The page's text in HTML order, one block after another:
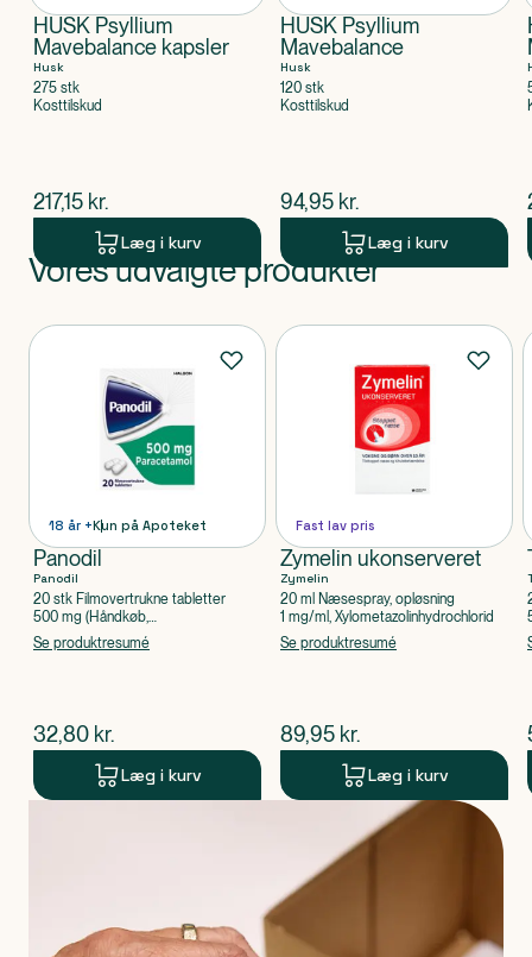
HUSK Psyllium
Mavebalance kapsler
Husk
275 stk
Kosttilskud
$nuværende pris
217,15 kr.
Læg i kurv
HUSK Psyllium
Mavebalance
Husk
120 stk
Kosttilskud
$nuværende pris
94,95 kr.
Læg i kurv
Produkt 1 af 0
Vores udvalgte produkter
Produkter
18 år +Kun på Apoteket
Panodil
Panodil
20 stk Filmovertrukne tabletter
500 mg (Håndkøb,
apoteksforbeholdt), Paracetamol
Se produktresumé
$nuværende pris
32,80 kr.
Læg i kurv
Fast lav pris
Zymelin ukonserveret
Zymelin
20 ml Næsespray, opløsning
1 mg/ml, Xylometazolinhydrochlorid
Se produktresumé
$nuværende pris
89,95 kr.
Læg i kurv